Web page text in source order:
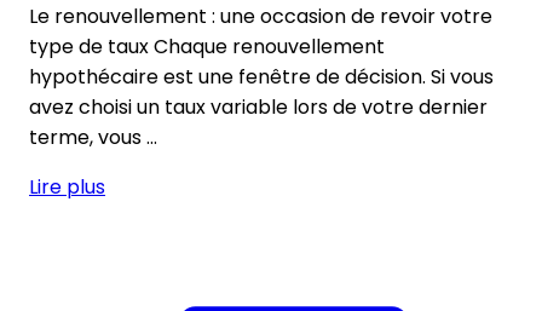
Le renouvellement : une occasion de revoir votre
type de taux Chaque renouvellement
hypothécaire est une fenêtre de décision. Si vous
avez choisi un taux variable lors de votre dernier
terme, vous ...
Lire plus